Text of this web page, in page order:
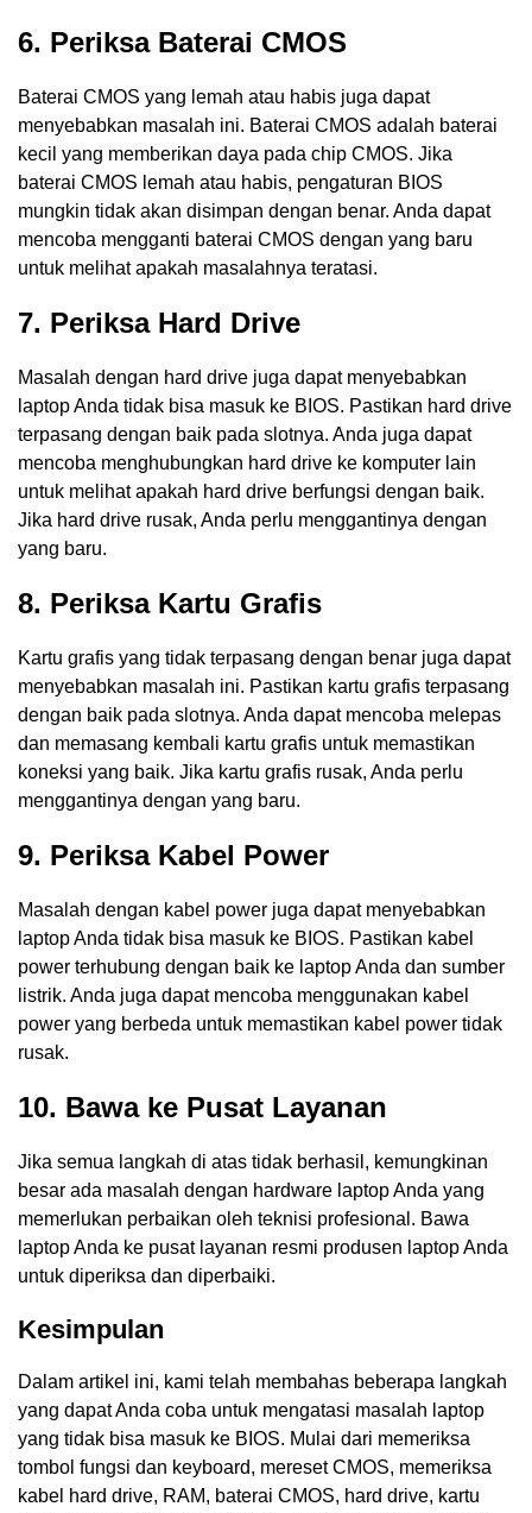
6. Periksa Baterai CMOS
Baterai CMOS yang lemah atau habis juga dapat
menyebabkan masalah ini. Baterai CMOS adalah baterai
kecil yang memberikan daya pada chip CMOS. Jika
baterai CMOS lemah atau habis, pengaturan BIOS
mungkin tidak akan disimpan dengan benar. Anda dapat
mencoba mengganti baterai CMOS dengan yang baru
untuk melihat apakah masalahnya teratasi.
7. Periksa Hard Drive
Masalah dengan hard drive juga dapat menyebabkan
laptop Anda tidak bisa masuk ke BIOS. Pastikan hard drive
terpasang dengan baik pada slotnya. Anda juga dapat
mencoba menghubungkan hard drive ke komputer lain
untuk melihat apakah hard drive berfungsi dengan baik.
Jika hard drive rusak, Anda perlu menggantinya dengan
yang baru.
8. Periksa Kartu Grafis
Kartu grafis yang tidak terpasang dengan benar juga dapat
menyebabkan masalah ini. Pastikan kartu grafis terpasang
dengan baik pada slotnya. Anda dapat mencoba melepas
dan memasang kembali kartu grafis untuk memastikan
koneksi yang baik. Jika kartu grafis rusak, Anda perlu
menggantinya dengan yang baru.
9. Periksa Kabel Power
Masalah dengan kabel power juga dapat menyebabkan
laptop Anda tidak bisa masuk ke BIOS. Pastikan kabel
power terhubung dengan baik ke laptop Anda dan sumber
listrik. Anda juga dapat mencoba menggunakan kabel
power yang berbeda untuk memastikan kabel power tidak
rusak.
10. Bawa ke Pusat Layanan
Jika semua langkah di atas tidak berhasil, kemungkinan
besar ada masalah dengan hardware laptop Anda yang
memerlukan perbaikan oleh teknisi profesional. Bawa
laptop Anda ke pusat layanan resmi produsen laptop Anda
untuk diperiksa dan diperbaiki.
Kesimpulan
Dalam artikel ini, kami telah membahas beberapa langkah
yang dapat Anda coba untuk mengatasi masalah laptop
yang tidak bisa masuk ke BIOS. Mulai dari memeriksa
tombol fungsi dan keyboard, mereset CMOS, memeriksa
kabel hard drive, RAM, baterai CMOS, hard drive, kartu